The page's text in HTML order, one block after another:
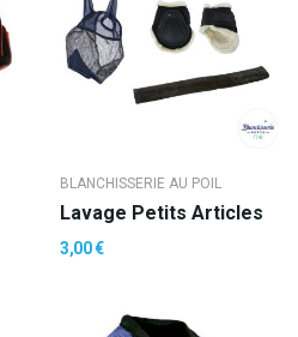
BLANCHISSERIE AU POIL
Lavage Petits Articles
3,00 €